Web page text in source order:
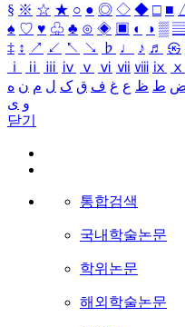
§ ※ ☆ ★ ○ ● ◎ ◇ ◆ □ ■
♠ ♡ ♥ ♧ ♣ ⊙ ◈ ▣ ◐ ◑ ▒
‡ ↕ ↗ ↙ ↖ ↘ ♭ ♩ ♪ ♬ ㉿
ⅰ
ⅱ ⅲ ⅳ ⅴ ⅵ ⅶ ⅷ ⅸ ⅹ
ط ظ ع غ ف ق ک ل م ن ه
و ی
닫기
통합검색
국내학술논문
학위논문
해외학술논문